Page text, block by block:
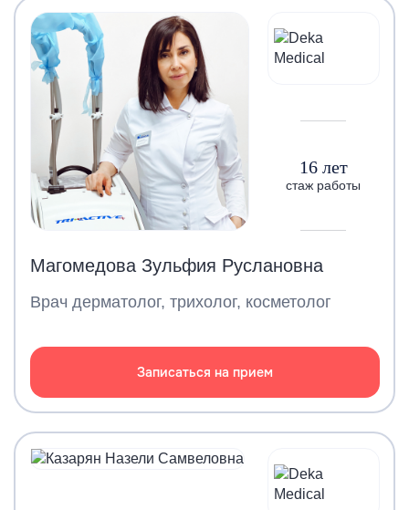
16 лет
стаж работы
Магомедова Зульфия Руслановна
Врач дерматолог, трихолог, косметолог
Записаться на прием